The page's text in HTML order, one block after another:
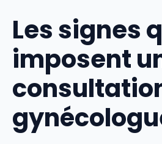
Les signes
imposent